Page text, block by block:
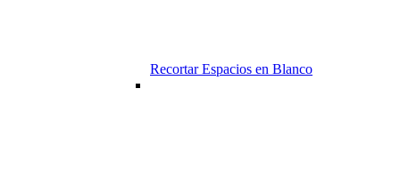
Recortar Espacios en Blanco